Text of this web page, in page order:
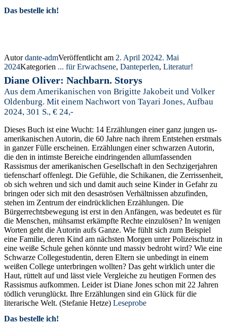
Das bestelle ich!
Autordante-admVeröffentlicht am 2. April 20242. Mai
2024Kategorien ... für Erwachsene, Danteperlen, Literatur!
Diane Oliver: Nachbarn. Storys
Aus dem Amerikanischen von Brigitte Jakobeit und Volker
Oldenburg. Mit einem Nachwort von Tayari Jones, Aufbau
2024, 301 S., € 24,-
Dieses Buch ist eine Wucht: 14 Erzählungen einer ganz jungen us-
amerikanischen Autorin, die 60 Jahre nach ihrem Entstehen erstmals
in ganzer Fülle erscheinen. Erzählungen einer schwarzen Autorin,
die den in intimste Bereiche eindringenden allumfassenden
Rassismus der amerikanischen Gesellschaft in den Sechzigerjahren
tiefenscharf offenlegt. Die Gefühle, die Schikanen, die Zerrissenheit,
ob sich wehren und sich und damit auch seine Kinder in Gefahr zu
bringen oder sich mit den desaströsen Verhältnissen abzufinden,
stehen im Zentrum der eindrücklichen Erzählungen. Die
Bürgerrechtsbewegung ist erst in den Anfängen, was bedeutet es für
die Menschen, mühsamst erkämpfte Rechte einzulösen? In wenigen
Worten geht die Autorin aufs Ganze. Wie fühlt sich zum Beispiel
eine Familie, deren Kind am nächsten Morgen unter Polizeischutz in
eine weiße Schule gehen könnte und massiv bedroht wird? Wie eine
Schwarze Collegestudentin, deren Eltern sie unbedingt in einem
weißen College unterbringen wollten? Das geht wirklich unter die
Haut, rüttelt auf und lässt viele Vergleiche zu heutigen Formen des
Rassismus aufkommen. Leider ist Diane Jones schon mit 22 Jahren
tödlich verunglückt. Ihre Erzählungen sind ein Glück für die
literarische Welt. (Stefanie Hetze) Leseprobe
Das bestelle ich!